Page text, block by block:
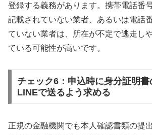
登録する義務があります。携帯電話番
記載されていない業者、あるいは電話
ていない業者は、所在が不定で逃走し
ている可能性が高いです。
チェック6：申込時に身分証明
LINEで送るよう求める
正規の金融機関でも本人確認書類の提